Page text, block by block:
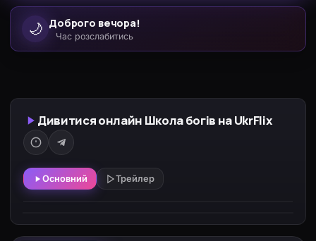
🌙 Доброго вечора!
Час розслабитись
Дивитися онлайн Школа богів на UkrFlix
Основний Трейлер